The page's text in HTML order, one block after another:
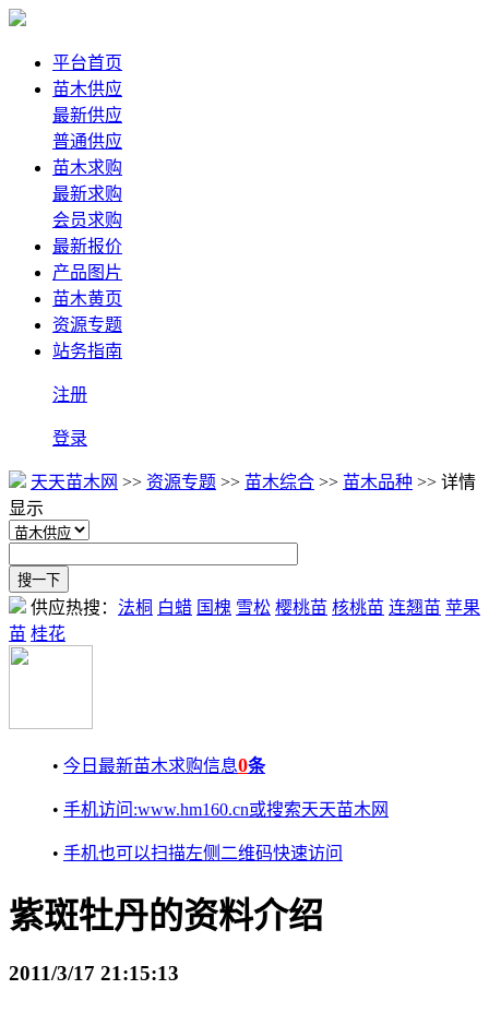
平台首页
苗木供应
最新供应
普通供应
苗木求购
最新求购
会员求购
最新报价
产品图片
苗木黄页
资源专题
站务指南
注册
登录
天天苗木网 >> 资源专题 >> 苗木综合 >> 苗木品种 >> 详情
显示
供应热搜： 法桐 白蜡 国槐 雪松 樱桃苗 核桃苗 连翘苗 苹果
苗 桂花
• 今日最新苗木求购信息0条
• 手机访问:www.hm160.cn或搜索天天苗木网
• 手机也可以扫描左侧二维码快速访问
紫斑牡丹的资料介绍
2011/3/17 21:15:13